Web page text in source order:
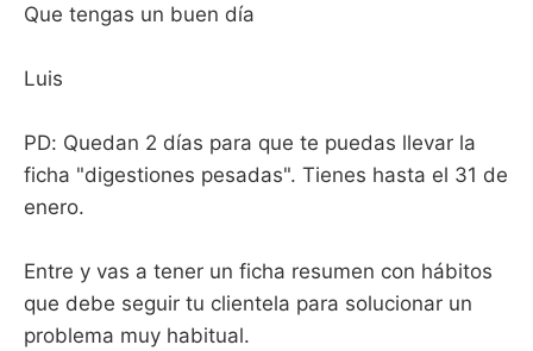
Que tengas un buen día
Luis
PD: Quedan 2 días para que te puedas llevar la
ficha "digestiones pesadas". Tienes hasta el 31 de
enero.
Entre y vas a tener un ficha resumen con hábitos
que debe seguir tu clientela para solucionar un
problema muy habitual.